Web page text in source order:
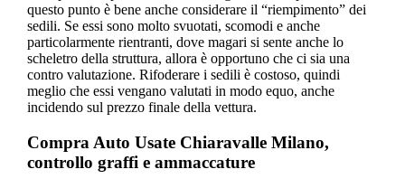
questo punto è bene anche considerare il “riempimento” dei
sedili. Se essi sono molto svuotati, scomodi e anche
particolarmente rientranti, dove magari si sente anche lo
scheletro della struttura, allora è opportuno che ci sia una
contro valutazione. Rifoderare i sedili è costoso, quindi
meglio che essi vengano valutati in modo equo, anche
incidendo sul prezzo finale della vettura.
Compra Auto Usate Chiaravalle Milano,
controllo graffi e ammaccature